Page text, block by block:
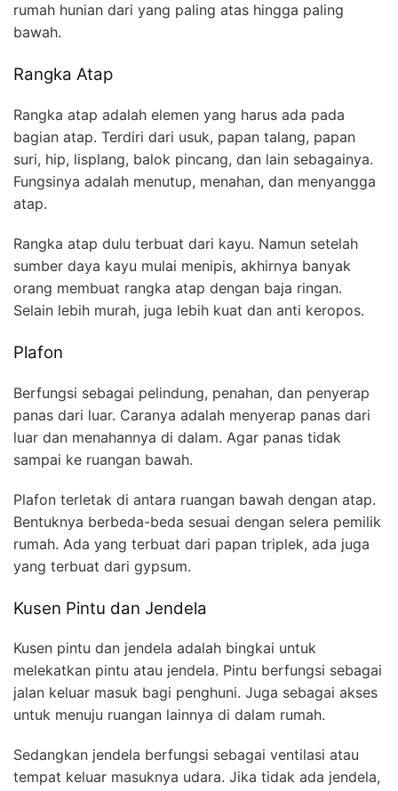
rumah hunian dari yang paling atas hingga paling
bawah.
Rangka Atap
Rangka atap adalah elemen yang harus ada pada
bagian atap. Terdiri dari usuk, papan talang, papan
suri, hip, lisplang, balok pincang, dan lain sebagainya.
Fungsinya adalah menutup, menahan, dan menyangga
atap.
Rangka atap dulu terbuat dari kayu. Namun setelah
sumber daya kayu mulai menipis, akhirnya banyak
orang membuat rangka atap dengan baja ringan.
Selain lebih murah, juga lebih kuat dan anti keropos.
Plafon
Berfungsi sebagai pelindung, penahan, dan penyerap
panas dari luar. Caranya adalah menyerap panas dari
luar dan menahannya di dalam. Agar panas tidak
sampai ke ruangan bawah.
Plafon terletak di antara ruangan bawah dengan atap.
Bentuknya berbeda-beda sesuai dengan selera pemilik
rumah. Ada yang terbuat dari papan triplek, ada juga
yang terbuat dari gypsum.
Kusen Pintu dan Jendela
Kusen pintu dan jendela adalah bingkai untuk
melekatkan pintu atau jendela. Pintu berfungsi sebagai
jalan keluar masuk bagi penghuni. Juga sebagai akses
untuk menuju ruangan lainnya di dalam rumah.
Sedangkan jendela berfungsi sebagai ventilasi atau
tempat keluar masuknya udara. Jika tidak ada jendela,